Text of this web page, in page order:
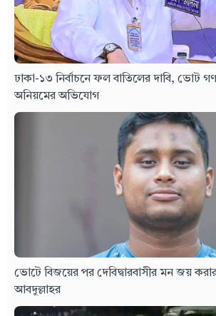
ঢাকা-১৩ নির্বাচনে ফল বাতিলের দাবি, ভোট
অনিয়মের অভিযোগ
ভোটে বিজয়ের পর দেবিদ্বারবাসীর মন জয়
আবদুল্লাহর